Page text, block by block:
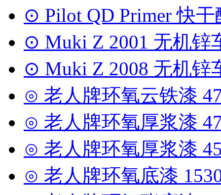
⊙ Pilot QD Primer 快
⊙ Muki Z 2001 无机锌
⊙ Muki Z 2008 无机锌
⊙ 老人牌环氧云铁漆
⊙ 老人牌环氧厚浆漆
⊙ 老人牌环氧厚浆漆
⊙ 老人牌环氧底漆